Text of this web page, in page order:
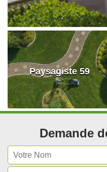
Paysagiste 59
Demande